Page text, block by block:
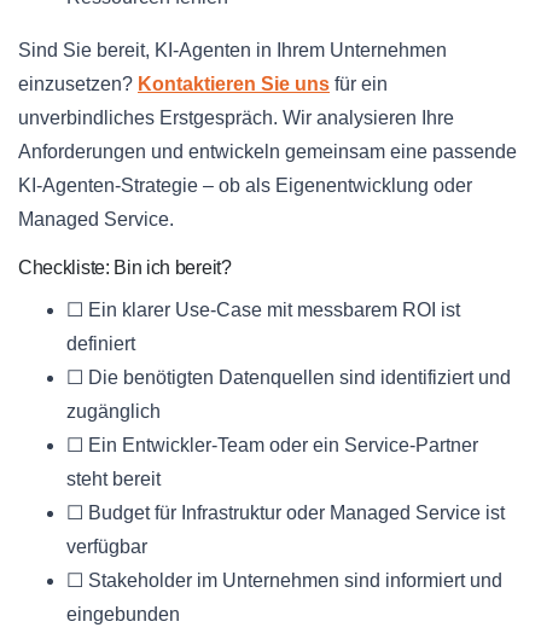
Sind Sie bereit, KI-Agenten in Ihrem Unternehmen
einzusetzen? Kontaktieren Sie uns für ein
unverbindliches Erstgespräch. Wir analysieren Ihre
Anforderungen und entwickeln gemeinsam eine passende
KI-Agenten-Strategie – ob als Eigenentwicklung oder
Managed Service.
Checkliste: Bin ich bereit?
☐ Ein klarer Use-Case mit messbarem ROI ist
definiert
☐ Die benötigten Datenquellen sind identifiziert und
zugänglich
☐ Ein Entwickler-Team oder ein Service-Partner
steht bereit
☐ Budget für Infrastruktur oder Managed Service ist
verfügbar
☐ Stakeholder im Unternehmen sind informiert und
eingebunden